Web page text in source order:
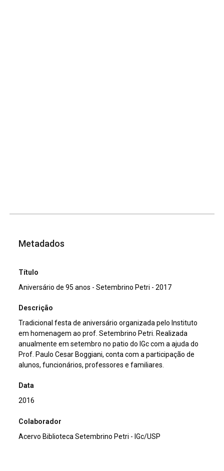
Metadados
Título
Aniversário de 95 anos - Setembrino Petri - 2017
Descrição
Tradicional festa de aniversário organizada pelo Instituto
em homenagem ao prof. Setembrino Petri. Realizada
anualmente em setembro no patio do IGc com a ajuda do
Prof. Paulo Cesar Boggiani, conta com a participação de
alunos, funcionários, professores e familiares.
Data
2016
Colaborador
Acervo Biblioteca Setembrino Petri - IGc/USP